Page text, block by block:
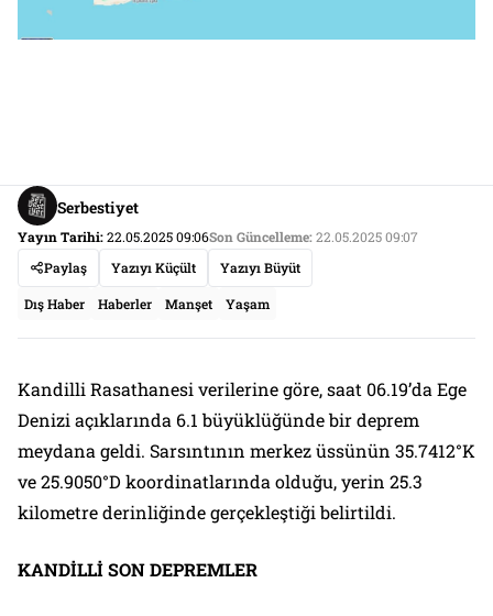
Serbestiyet
Yayın Tarihi:22.05.2025 09:06Son Güncelleme:22.05.2025 09:07
Paylaş
Yazıyı Küçült Yazıyı Büyüt
Dış Haber Haberler Manşet Yaşam
Kandilli Rasathanesi verilerine göre, saat 06.19’da Ege
Denizi açıklarında 6.1 büyüklüğünde bir deprem
meydana geldi. Sarsıntının merkez üssünün 35.7412°K
ve 25.9050°D koordinatlarında olduğu, yerin 25.3
kilometre derinliğinde gerçekleştiği belirtildi.
KANDİLLİ SON DEPREMLER